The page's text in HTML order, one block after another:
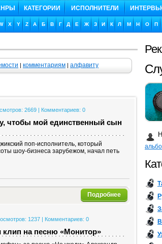
КАТЕГОРИИ ИСПОЛНИТЕЛИ
X Y Z А Б В Г Д Е Ж З И К Л М Н О П
| комментариям | алфавиту
2669 | Комментариев: 0
чтобы мой единственный сын
поп-исполнитель, который
шоу-бизнеса зарубежом, начал петь
Подробнее
1237 | Комментариев: 0
на песню «Монитор»